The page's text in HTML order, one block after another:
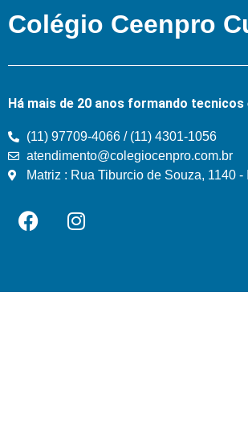
Colégio Ceenpro
Há mais de 20 anos formando
(11) 97709-4066 / (11) 4301-1056
atendimento@colegiocenpro.com.br
Matriz : Rua Tiburcio de Souza, 1140